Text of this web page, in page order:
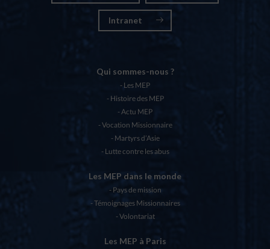
Intranet
Qui sommes-nous ?
Les MEP
Histoire des MEP
Actu MEP
Vocation Missionnaire
Martyrs d’Asie
Lutte contre les abus
Les MEP dans le monde
Pays de mission
Témoignages Missionnaires
Volontariat
Les MEP à Paris